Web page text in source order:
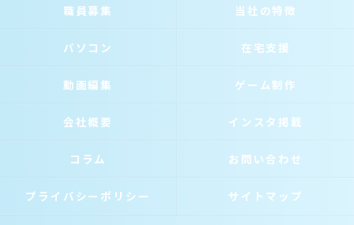
職員募集 当社の特徴
パソコン 在宅支援
動画編集 ゲーム制作
会社概要 インスタ掲載
コラム お問い合わせ
プライバシーポリシー サイトマップ